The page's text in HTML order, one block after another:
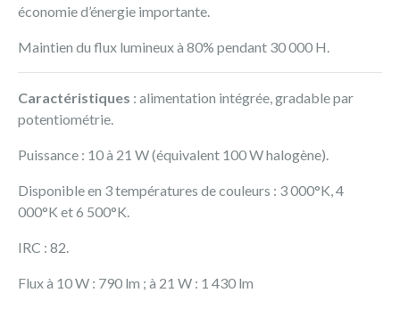
économie d’énergie importante.
Maintien du flux lumineux à 80% pendant 30 000 H.
Caractéristiques : alimentation intégrée, gradable par
potentiométrie.
Puissance : 10 à 21 W (équivalent 100 W halogène).
Disponible en 3 températures de couleurs : 3 000°K, 4
000°K et 6 500°K.
IRC : 82.
Flux à 10 W : 790 lm ; à 21 W : 1 430 lm